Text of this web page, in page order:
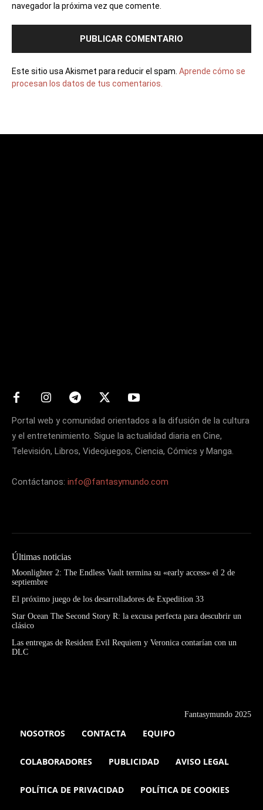
navegador la próxima vez que comente.
Este sitio usa Akismet para reducir el spam. Aprende cómo se
procesan los datos de tus comentarios.
Portal web y comunidad orientados a la difusión de la cultura
y el entretenimiento. Sigue la actualidad diaria en Cine,
Televisión, Libros, Videojuegos, Ciencia, Cómics y Manga.
Contáctanos: info@fantasymundo.com
Últimas noticias
Moonlighter 2: The Endless Vault termina su «early access» el 2 de
septiembre
El próximo juego de los desarrolladores de Expedition 33
Star Ocean The Second Story R: la excusa perfecta para descubrir un
clásico
Las entregas de Resident Evil Requiem y Veronica contarían con un
DLC
Fantasymundo 2025
NOSOTROS CONTACTA EQUIPO
COLABORADORES PUBLICIDAD AVISO LEGAL
POLÍTICA DE PRIVACIDAD POLÍTICA DE COOKIES